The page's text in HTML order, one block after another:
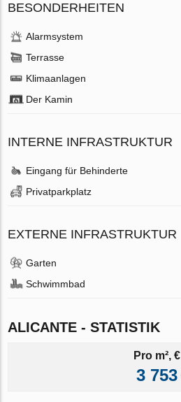
BESONDERHEITEN
Alarmsystem
Terrasse
Klimaanlagen
Der Kamin
INTERNE INFRASTRUKTUR
Eingang für Behinderte
Privatparkplatz
EXTERNE INFRASTRUKTUR
Garten
Schwimmbad
ALICANTE - STATISTIK
Pro m², €
3 753